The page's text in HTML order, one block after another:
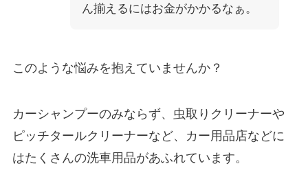
ん揃えるにはお金がかかるなぁ。
このような悩みを抱えていませんか？
カーシャンプーのみならず、虫取りクリーナーや
ピッチタールクリーナーなど、カー用品店などに
はたくさんの洗車用品があふれています。